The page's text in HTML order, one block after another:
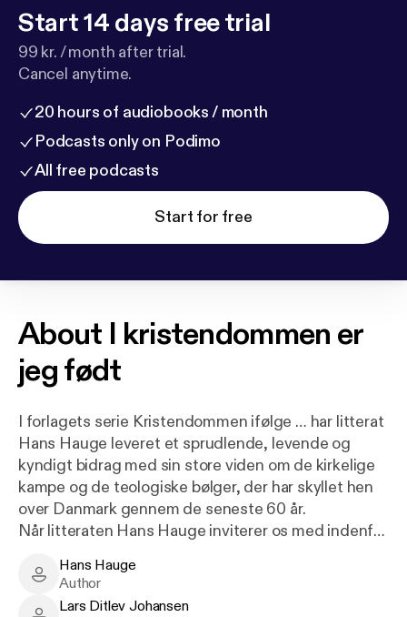
Start 14 days free trial
99 kr. / month after trial.
Cancel anytime.
20 hours of audiobooks / month
Podcasts only on Podimo
All free podcasts
Start for free
About I kristendommen er
jeg født
I forlagets serie Kristendommen ifølge … har litterat
Hans Hauge leveret et sprudlende, levende og
kyndigt bidrag med sin store viden om de kirkelige
kampe og de teologiske bølger, der har skyllet hen
over Danmark gennem de seneste 60 år.
Når litteraten Hans Hauge inviterer os med indenfor
historie, vi får serveret; vi får også den store ånds-
og kristendomshistorie, som vi har til fælles. Med sit
Hans Hauge - Author
Hans Hauge
Author
Lars Ditlev Johansen